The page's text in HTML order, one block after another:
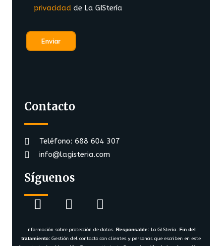
privacidad de La GIStería
Contacto
Teléfono: 688 604 307
info@lagisteria.com
Síguenos
Información sobre protección de datos. Responsable: La GIStería. Fin del
tratamiento: Gestión del contacto con clientes y personas que escriben en este